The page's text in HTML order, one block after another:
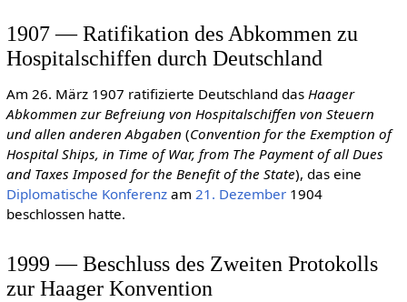
1907 — Ratifikation des Abkommen zu
Hospitalschiffen durch Deutschland
Am 26. März 1907 ratifizierte Deutschland das Haager
Abkommen zur Befreiung von Hospitalschiffen von Steuern
und allen anderen Abgaben (Convention for the Exemption of
Hospital Ships, in Time of War, from The Payment of all Dues
and Taxes Imposed for the Benefit of the State), das eine
Diplomatische Konferenzam 21. Dezember1904
beschlossen hatte.
1999 — Beschluss des Zweiten Protokolls
zur Haager Konvention